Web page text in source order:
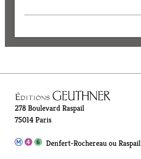
278 Boulevard Raspail
75014 Paris
Denfert-Rochereau ou Raspail